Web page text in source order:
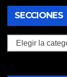
SECCIONES
Secciones